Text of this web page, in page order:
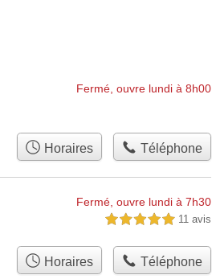
Fermé, ouvre lundi à 8h00
Horaires Téléphone
Fermé, ouvre lundi à 7h30
5,0 étoiles sur 5 11 avis
Horaires Téléphone